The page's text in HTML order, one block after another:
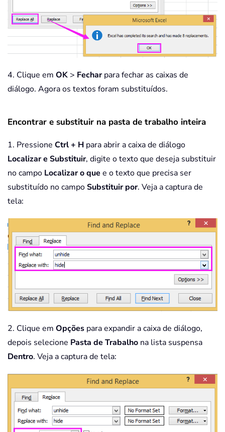
4. Clique em OK > Fecharpara fechar as caixas de
diálogo. Agora os textos foram substituídos.
Encontrar e substituir na pasta de trabalho inteira
1. Pressione Ctrl + H para abrir a caixa de diálogo
Localizar e Substituir, digite o texto que deseja substituir
no campo Localizar o que e o texto que precisa ser
substituído no campoSubstituir por. Veja a captura de
tela:
2. Clique em Opções para expandir a caixa de diálogo,
depois selecione Pasta de Trabalho na lista suspensa
Dentro. Veja a captura de tela: